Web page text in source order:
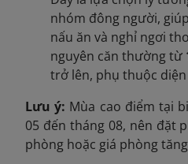
nhóm đông người,
nấu ăn và nghỉ ngơi
nguyên căn thường từ
trở lên, phụ thuộc
Lưu ý: Mùa cao điểm tại
05 đến tháng 08, nên đặt
phòng hoặc giá phòng